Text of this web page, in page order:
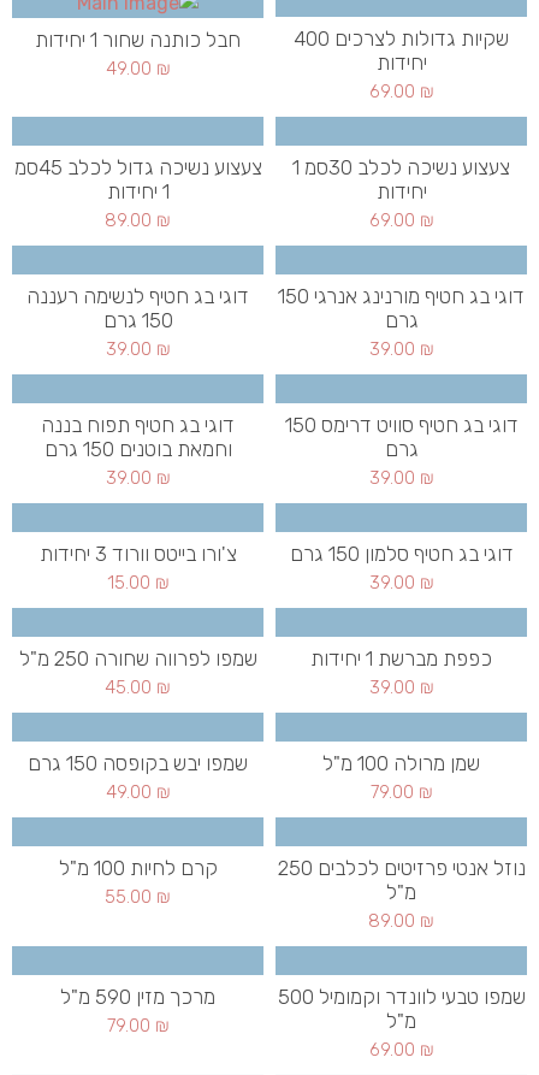
שקיות גדולות לצרכים 400
יחידות
69.00 ₪
חבל כותנה שחור 1 יחידות
49.00 ₪
צעצוע נשיכה לכלב 30סמ 1
יחידות
69.00 ₪
צעצוע נשיכה גדול לכלב 45סמ
1 יחידות
89.00 ₪
דוגי בג חטיף מורנינג אנרגי 150
גרם
39.00 ₪
דוגי בג חטיף לנשימה רעננה
150 גרם
39.00 ₪
דוגי בג חטיף סוויט דרימס 150
גרם
39.00 ₪
דוגי בג חטיף תפוח בננה
וחמאת בוטנים 150 גרם
39.00 ₪
דוגי בג חטיף סלמון 150 גרם
39.00 ₪
צ'ורו בייטס וורוד 3 יחידות
15.00 ₪
כפפת מברשת 1 יחידות
39.00 ₪
שמפו לפרווה שחורה 250 מ"ל
45.00 ₪
שמן מרולה 100 מ"ל
79.00 ₪
שמפו יבש בקופסה 150 גרם
49.00 ₪
נוזל אנטי פרזיטים לכלבים 250
מ"ל
89.00 ₪
קרם לחיות 100 מ"ל
55.00 ₪
שמפו טבעי לוונדר וקמומיל 500
מ"ל
69.00 ₪
מרכך מזין 590 מ"ל
79.00 ₪